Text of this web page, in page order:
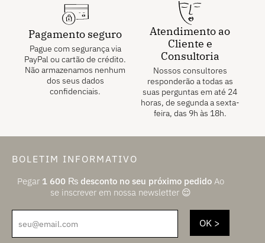
Pagamento seguro
Pague com segurança via
PayPal ou cartão de crédito.
Não armazenamos nenhum
dos seus dados
confidenciais.
Atendimento ao
Cliente e
Consultoria
Nossos consultores
responderão a todas as
suas perguntas em até 24
horas, de segunda a sexta-
feira, das 9h às 18h.
BOLETIM INFORMATIVO
Pegar 1 600 ₨ desconto no seu próximo pedido Ao
se inscrever em nossa newsletter 😌
seu@email.com